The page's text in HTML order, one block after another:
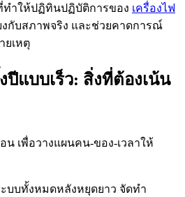
ทำให้ปฏิทินปฏิบัติการของ เครื่องไฟ
งกับสภาพจริง และช่วยคาดการณ์
ยเหตุ
แบบเร็ว: สิ่งที่ต้องเน้น
น เพื่อวางแผนคน-ของ-เวลาให้
บบทั้งหมดหลังหยุดยาว จัดทำ